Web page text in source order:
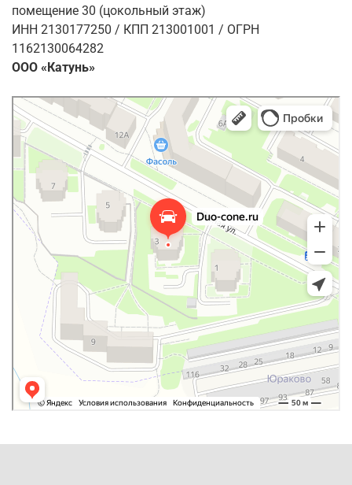
помещение 30 (цокольный этаж)
ИНН 2130177250 / КПП 213001001 / ОГРН
1162130064282
ООО «Катунь»
Duo-cone.ru
Резиновые и резинотехнические изделия в Новочебоксарске
Запчасти для спецтехники в Новочебоксарске